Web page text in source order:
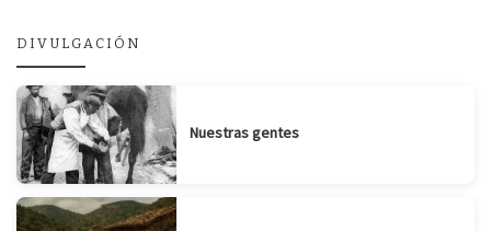
DIVULGACIÓN
Nuestras gentes